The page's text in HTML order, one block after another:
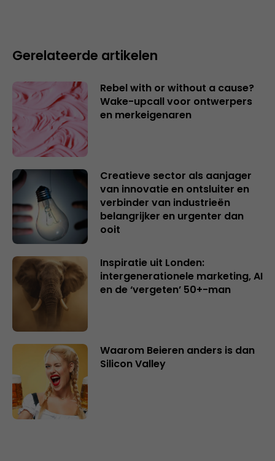
Gerelateerde artikelen
Rebel with or without a cause?
Wake-upcall voor ontwerpers
en merkeigenaren
Creatieve sector als aanjager
van innovatie en ontsluiter en
verbinder van industrieën
belangrijker en urgenter dan
ooit
Inspiratie uit Londen:
intergenerationele marketing, AI
en de ‘vergeten’ 50+-man
Waarom Beieren anders is dan
Silicon Valley